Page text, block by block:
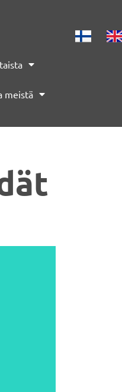
meistä